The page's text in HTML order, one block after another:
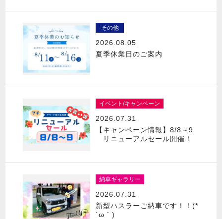
その他
2026.08.05
夏季休業日のご案内
イベント/キャンペーン
2026.07.31
【キャンペーン情報】8/8～9
リニューアルセール開催！
納車ギャラリー
2026.07.31
新型ハスラーご納車です！！(*
´ω｀)